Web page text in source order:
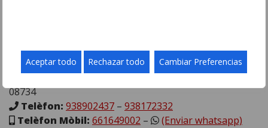
Cambiar Preferencias
Rechazar todo
Aceptar todo
Adreça:C/ Malvàsia 4 bis, (Pol. Ind. El Clot de Moja)
Olèrdola (Barcelona)a prop de Vilafranca del Penedès –
08734
Telèfon: 938902437 – 938172332
Telèfon Mòbil: 661649002 – (Enviar whatsapp)